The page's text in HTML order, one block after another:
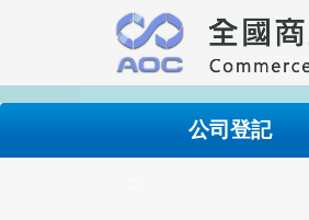
要
內
公司登記